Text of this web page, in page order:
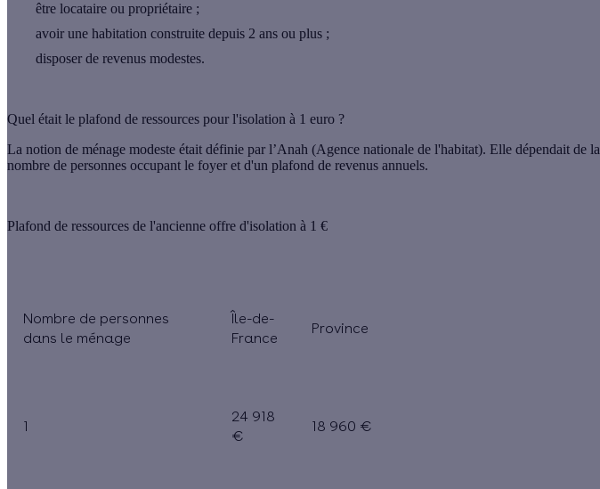
être locataire ou propriétaire ;
avoir une habitation construite depuis 2 ans ou plus ;
disposer de revenus modestes.
Quel était le plafond de ressources pour l'isolation à 1 euro ?
La notion de ménage modeste était définie par l’Anah (Agence nationale de l'habitat). Elle dépendait de la
nombre de personnes occupant le foyer et d'un plafond de revenus annuels.
Plafond de ressources de l'ancienne offre d'isolation à 1 €
Nombre de personnes
dans le ménage
Île-de-
France
Province
1
24 918
€
18 960 €